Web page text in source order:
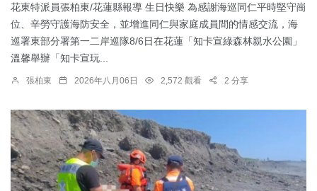
花東特派員張柏東/花蓮縣報導 生日快樂 為感謝海巡同仁平時堅守崗
位、辛勞守護海防安全，並增進同仁與家庭成員間的情感交流，海
巡署東部分署第一二岸巡隊8/6日在花蓮「知卡宣綠森林親水公園」
溫馨舉辦「知卡宣玩...
張柏東 2026年八月06日 2,572 觀看 2 分享